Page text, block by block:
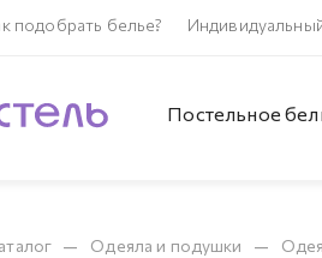
подобрать белье?
Постельное
— Одеяла и подушки —